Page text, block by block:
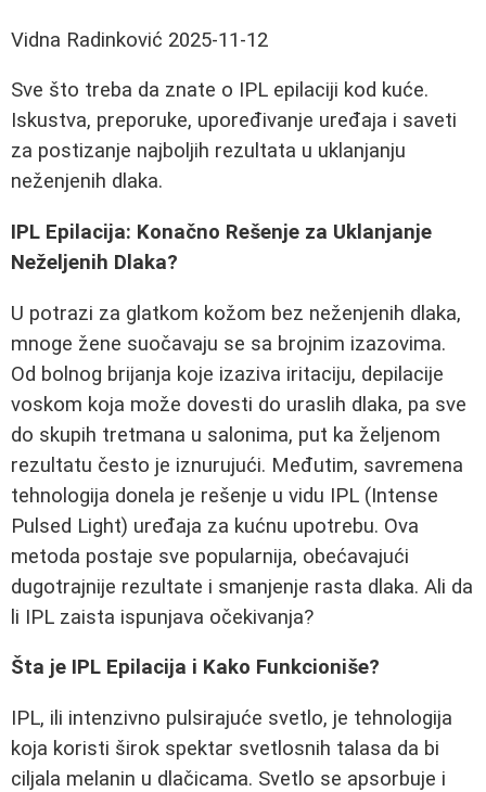
Vidna Radinković 2025-11-12
Sve što treba da znate o IPL epilaciji kod kuće.
Iskustva, preporuke, upoređivanje uređaja i saveti
za postizanje najboljih rezultata u uklanjanju
neženjenih dlaka.
IPL Epilacija: Konačno Rešenje za Uklanjanje
Neželjenih Dlaka?
U potrazi za glatkom kožom bez neženjenih dlaka,
mnoge žene suočavaju se sa brojnim izazovima.
Od bolnog brijanja koje izaziva iritaciju, depilacije
voskom koja može dovesti do uraslih dlaka, pa sve
do skupih tretmana u salonima, put ka željenom
rezultatu često je iznurujući. Međutim, savremena
tehnologija donela je rešenje u vidu IPL (Intense
Pulsed Light) uređaja za kućnu upotrebu. Ova
metoda postaje sve popularnija, obećavajući
dugotrajnije rezultate i smanjenje rasta dlaka. Ali da
li IPL zaista ispunjava očekivanja?
Šta je IPL Epilacija i Kako Funkcioniše?
IPL, ili intenzivno pulsirajuće svetlo, je tehnologija
koja koristi širok spektar svetlosnih talasa da bi
ciljala melanin u dlačicama. Svetlo se apsorbuje i